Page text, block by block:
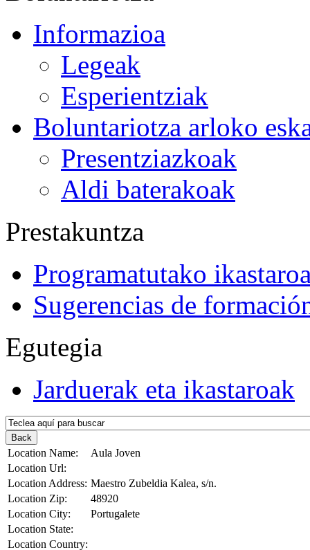
Informazioa
Legeak
Esperientziak
Boluntariotza arloko
Presentziazkoak
Aldi baterakoak
Prestakuntza
Programatutako
Sugerencias de
Egutegia
Jarduerak eta ikastaroak
Back
Location Name:
Aula Joven
Location Url:
Location Address: Maestro Zubeldia Kalea, s/n.
Location Zip:
48920
Location City:
Portugalete
Location State:
Location Country: